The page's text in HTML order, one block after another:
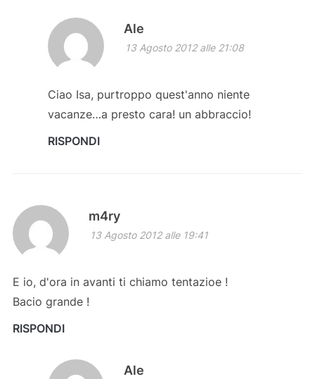
Ale
13 Agosto 2012 alle 21:08
Ciao Isa, purtroppo quest'anno niente
vacanze…a presto cara! un abbraccio!
RISPONDI
m4ry
13 Agosto 2012 alle 19:41
E io, d'ora in avanti ti chiamo tentazioe !
Bacio grande !
RISPONDI
Ale